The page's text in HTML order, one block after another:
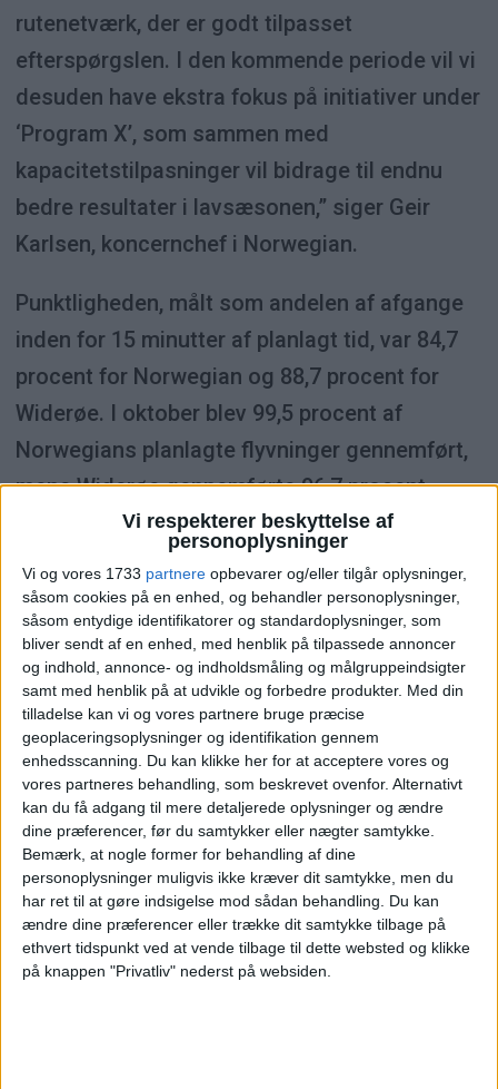
Vi respekterer beskyttelse af
personoplysninger
Vi og vores 1733 partnere opbevarer og/eller tilgår oplysninger,
såsom cookies på en enhed, og behandler personoplysninger,
såsom entydige identifikatorer og standardoplysninger, som
bliver sendt af en enhed, med henblik på tilpassede annoncer
og indhold, annonce- og indholdsmåling og målgruppeindsigter
samt med henblik på at udvikle og forbedre produkter. Med din
tilladelse kan vi og vores partnere bruge præcise
geoplaceringsoplysninger og identifikation gennem
enhedsscanning. Du kan klikke her for at acceptere vores og
vores partneres behandling, som beskrevet ovenfor. Alternativt
kan du få adgang til mere detaljerede oplysninger og ændre
dine præferencer, før du samtykker eller nægter samtykke.
Bemærk, at nogle former for behandling af dine
personoplysninger muligvis ikke kræver dit samtykke, men du
har ret til at gøre indsigelse mod sådan behandling.
Du kan
ændre dine præferencer eller trække dit samtykke tilbage på
ethvert tidspunkt ved at vende tilbage til dette websted og klikke
på knappen "Privatliv" nederst på websiden.
rutenetværk, der er godt tilpasset
efterspørgslen. I den kommende periode vil vi
desuden have ekstra fokus på initiativer under
‘Program X’, som sammen med
kapacitetstilpasninger vil bidrage til endnu
bedre resultater i lavsæsonen,” siger Geir
Karlsen, koncernchef i Norwegian.
Punktligheden, målt som andelen af afgange
inden for 15 minutter af planlagt tid, var 84,7
procent for Norwegian og 88,7 procent for
Widerøe. I oktober blev 99,5 procent af
Norwegians planlagte flyvninger gennemført,
mens Widerøe gennemførte 96,7 procent.
NYHEDER
ANNONCE